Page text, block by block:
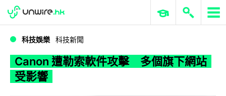
WWDC 2026 ERP 與商業 AI
科技娛樂 科技新聞
Canon 遭勒索軟件攻擊 多個旗下網站
受影響